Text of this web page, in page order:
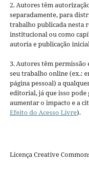
2. Autores têm
separadamente, para
trabalho publicada nesta
institucional ou como
autoria e publicação
3. Autores têm
seu trabalho online (ex.:
página pessoal) a
editorial, já que isso
aumentar o impacto e a
Efeito do Acesso Livre).
Licença Creative